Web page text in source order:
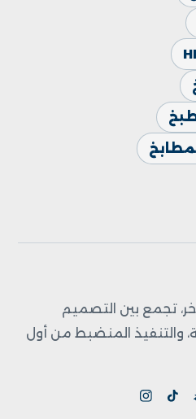
تجمع بين التصميم
والتنفيذ المنضبط من أول